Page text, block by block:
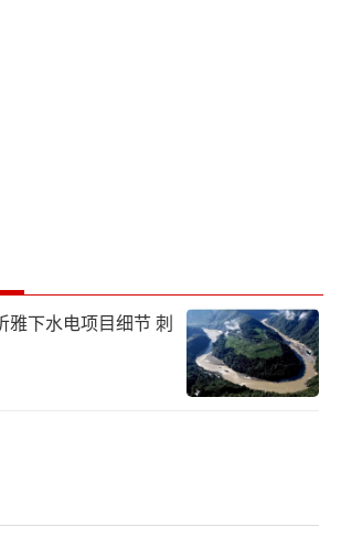
占到便宜，全球也无法承受能
乱的代价。伊朗手握三张王牌
命筹码！
（责任编辑：卢其龙 CM088
雅下水电项目细节 刺